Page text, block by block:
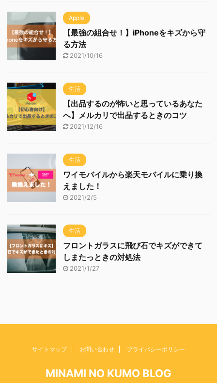
Apple
【最強の組合せ！】iPhoneをキズから守
る方法
2021/10/16
生活
【出品するのが怖いと思っているあなた
へ】メルカリで出品するときのコツ
2021/12/16
生活
ワイモバイルから楽天モバイルに乗り換
えました！
2021/2/5
生活
フロントガラスに飛び石でキズができて
しまたっときの対処法
2021/1/27
サイトマップ お問い合わせ プライバシーポリシー
MINAMI NO KUMO BLOG